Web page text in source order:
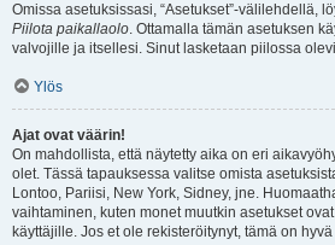
Omissa asetuksissasi, “Asetukset”-välilehdellä,
Piilota paikallaolo. Ottamalla tämän asetuksen
valvojille ja itsellesi. Sinut lasketaan piilossa
Ylös
Ajat ovat väärin!
On mahdollista, että näytetty aika on eri
olet. Tässä tapauksessa valitse omista
Lontoo, Pariisi, New York, Sidney, jne.
vaihtaminen, kuten monet muutkin asetukset
käyttäjille. Jos et ole rekisteröitynyt, tämä on